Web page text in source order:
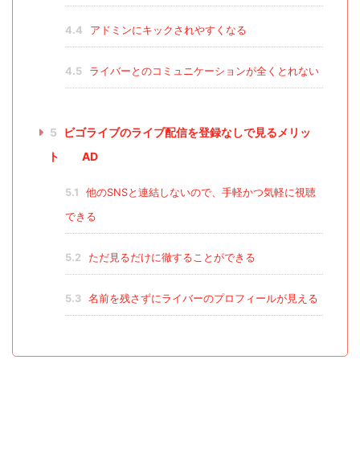
4.4 アドミンにキックされやすくなる
4.5 ライバーとのコミュニケーションが全くとれない
5
ビゴライブのライブ配信を登録なしで見るメリッ
ト AD
5.1
他のSNSと連結しないので、手軽かつ気軽に視聴
できる
5.2 ただ見るだけに徹することができる
5.3 名前を残さずにライバーのプロフィールが見える